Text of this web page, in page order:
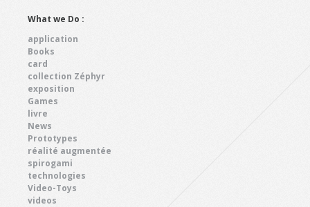
What we Do :
application
Books
card
collection Zéphyr
exposition
Games
livre
News
Prototypes
réalité augmentée
spirogami
technologies
Video-Toys
videos